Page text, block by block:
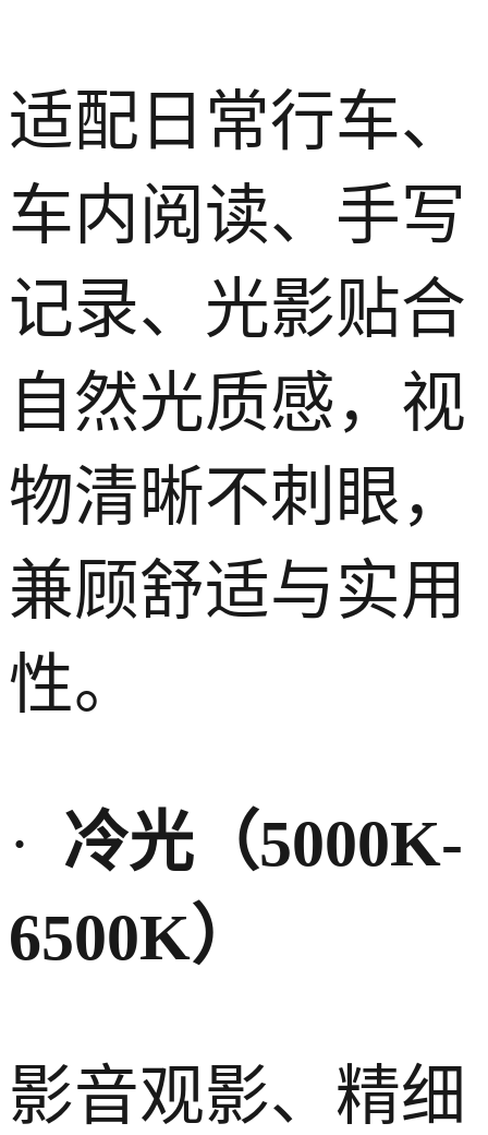
适配日常行车、
车内阅读、手写
记录、光影贴合
自然光质感，视
物清晰不刺眼，
兼顾舒适与实用
性。
· 冷光（5000K-
6500K）
影音观影、精细